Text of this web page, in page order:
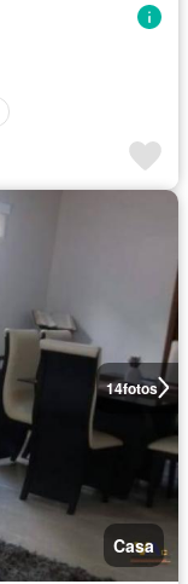
14fotos
Casa